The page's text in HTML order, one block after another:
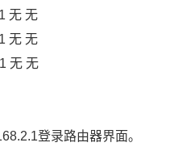
无 无
无 无
无 无
登录路由器界面。